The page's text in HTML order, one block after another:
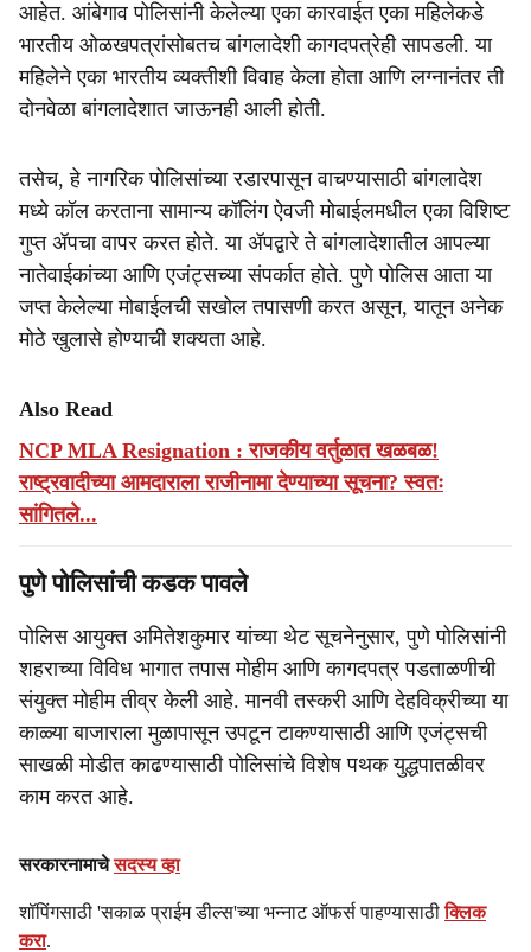
आहेत. आंबेगाव पोलिसांनी केलेल्या एका कारवाईत एका महिलेकडे
भारतीय ओळखपत्रांसोबतच बांगलादेशी कागदपत्रेही सापडली. या
महिलेने एका भारतीय व्यक्तीशी विवाह केला होता आणि लग्नानंतर ती
दोनवेळा बांगलादेशात जाऊनही आली होती.
तसेच, हे नागरिक पोलिसांच्या रडारपासून वाचण्यासाठी बांगलादेश
मध्ये कॉल करताना सामान्य कॉलिंग ऐवजी मोबाईलमधील एका विशिष्ट
गुप्त ॲपचा वापर करत होते. या ॲपद्वारे ते बांगलादेशातील आपल्या
नातेवाईकांच्या आणि एजंट्सच्या संपर्कात होते. पुणे पोलिस आता या
जप्त केलेल्या मोबाईलची सखोल तपासणी करत असून, यातून अनेक
मोठे खुलासे होण्याची शक्यता आहे.
Also Read
NCP MLA Resignation : राजकीय वर्तुळात खळबळ!
राष्ट्रवादीच्या आमदाराला राजीनामा देण्याच्या सूचना? स्वतः
सांगितले...
पुणे पोलिसांची कडक पावले
पोलिस आयुक्त अमितेशकुमार यांच्या थेट सूचनेनुसार, पुणे पोलिसांनी
शहराच्या विविध भागात तपास मोहीम आणि कागदपत्र पडताळणीची
संयुक्त मोहीम तीव्र केली आहे. मानवी तस्करी आणि देहविक्रीच्या या
काळ्या बाजाराला मुळापासून उपटून टाकण्यासाठी आणि एजंट्सची
साखळी मोडीत काढण्यासाठी पोलिसांचे विशेष पथक युद्धपातळीवर
काम करत आहे.
सरकारनामाचेसदस्य व्हा
शॉपिंगसाठी 'सकाळ प्राईम डील्स'च्या भन्नाट ऑफर्स पाहण्यासाठीक्लिक
करा.